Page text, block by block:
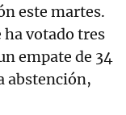
este martes.
votado tres
empate de 34
abstención,